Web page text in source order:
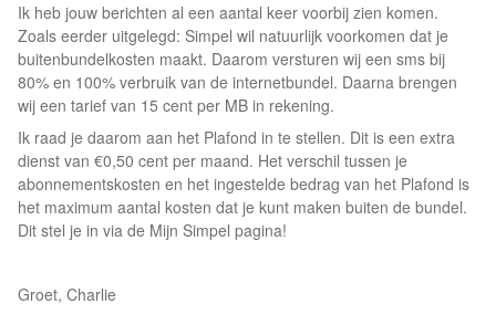
Ik heb jouw berichten al een aantal keer voorbij zien komen.
Zoals eerder uitgelegd: Simpel wil natuurlijk voorkomen dat je
buitenbundelkosten maakt. Daarom versturen wij een sms bij
80% en 100% verbruik van de internetbundel. Daarna brengen
wij een tarief van 15 cent per MB in rekening.
Ik raad je daarom aan het Plafond in te stellen. Dit is een extra
dienst van €0,50 cent per maand. Het verschil tussen je
abonnementskosten en het ingestelde bedrag van het Plafond is
het maximum aantal kosten dat je kunt maken buiten de bundel.
Dit stel je in via de Mijn Simpel pagina!
Groet, Charlie